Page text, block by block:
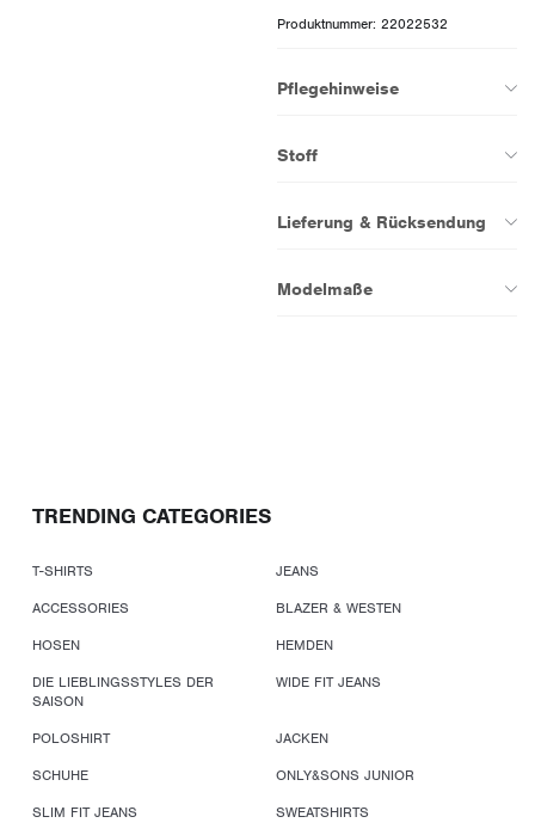
Produktnummer: 22022532
Pflegehinweise
Stoff
Lieferung & Rücksendung
Modelmaße
TRENDING CATEGORIES
T-SHIRTS
JEANS
ACCESSORIES
BLAZER & WESTEN
HOSEN
HEMDEN
DIE LIEBLINGSSTYLES DER
SAISON
WIDE FIT JEANS
POLOSHIRT
JACKEN
SCHUHE
ONLY&SONS JUNIOR
SLIM FIT JEANS
SWEATSHIRTS